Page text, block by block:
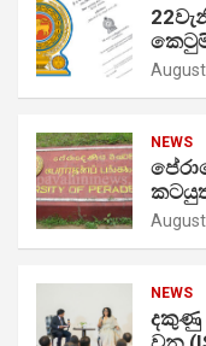
NEWS
NEWS
දකුණු